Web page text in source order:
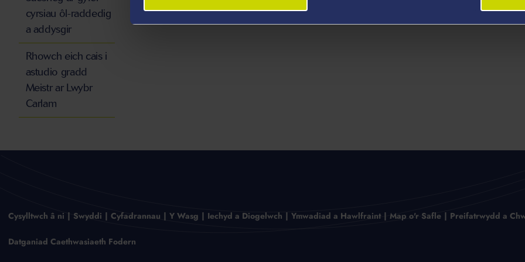
cyrsiau ôl-raddedig
a addysgir
Rhowch eich cais i
astudio gradd
Meistr ar Lwybr
Carlam
Cysylltwch â ni Swyddi Cyfadrannau Y Wasg Iechyd a Diogelwch Ymwadiad a Hawlfraint Map o'r Safle Preifatrwydd a
Datganiad Caethwasiaeth Fodern